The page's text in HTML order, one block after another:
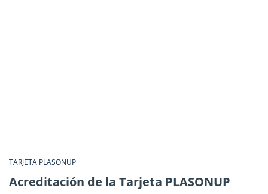
TARJETA PLASONUP
Acreditación de la Tarjeta PLASONUP